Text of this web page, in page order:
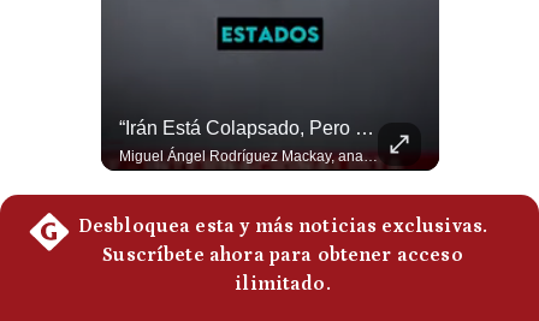
“Irán Está Colapsado, Pero EE.UU. Parece Desesperado” | #radar24